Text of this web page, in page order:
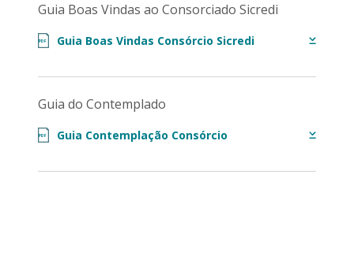
Guia Boas Vindas ao Consorciado Sicredi
Guia Boas Vindas Consórcio Sicredi
PDF
Guia do Contemplado
Guia Contemplação Consórcio
PDF